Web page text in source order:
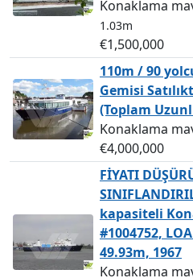
Konaklama
1.03m
€1,500,000
110m / 90
Gemisi
(Toplam
Konaklama
€4,000,000
FİYATI
kapasiteli
#1004752,
49.93m, 1967
Konaklama